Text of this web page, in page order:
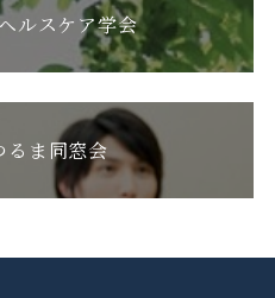
ルスケア学会
るま同窓会